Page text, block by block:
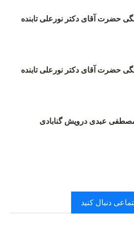
حضرت آقای دکتر نورعلی تابنده
حضرت آقای دکتر نورعلی تابنده
عبدی درویش گنابادی
دنبال کنید